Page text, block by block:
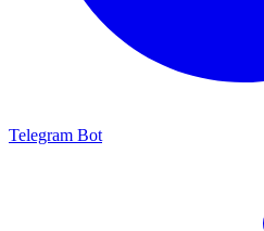
Telegram Bot